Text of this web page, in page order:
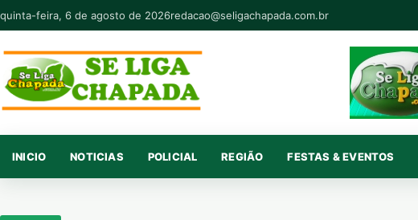
Pular para o conteúdo
quinta-feira, 6 de agosto de 2026redacao@seligachapada.com.br
INICIO NOTICIAS POLICIAL REGIÃO FESTAS & EVENTOS